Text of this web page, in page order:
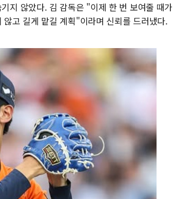
지 않았다. 김 감독은 "이제 한 번 보여줄 때가
고 길게 맡길 계획"이라며 신뢰를 드러냈다.